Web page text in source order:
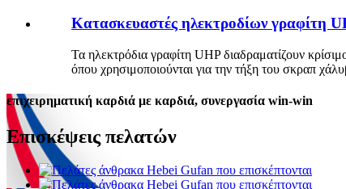
Κατασκευαστές ηλεκτροδίων γραφίτη
Τα ηλεκτρόδια γραφίτη UHP διαδραματίζουν
όπου χρησιμοποιούνται για την τήξη του σκραπ
επιχειρηματική καρδιά με καρδιά, συνεργασία win-win
Επισκέψεις πελατών